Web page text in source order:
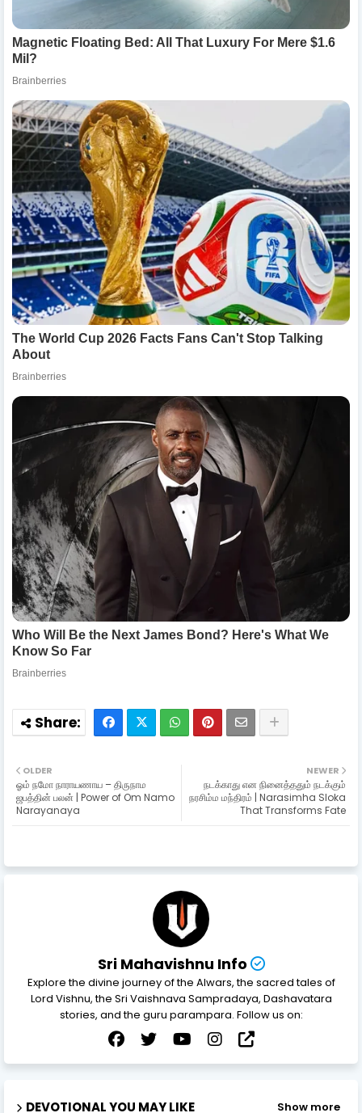
NEWER
நடக்காது என நினைத்ததும் நடக்கும்
நரசிம்ம மந்திரம் | Narasimha Sloka
That Transforms Fate
OLDER
ஓம் நமோ நாராயணாய – திருநாம
ஜபத்தின் பலன் | Power of Om Namo
Narayanaya
Sri Mahavishnu Info
Explore the divine journey of the Alwars, the sacred tales of
Lord Vishnu, the Sri Vaishnava Sampradaya, Dashavatara
stories, and the guru parampara. Follow us on:
DEVOTIONAL YOU MAY LIKE Show more